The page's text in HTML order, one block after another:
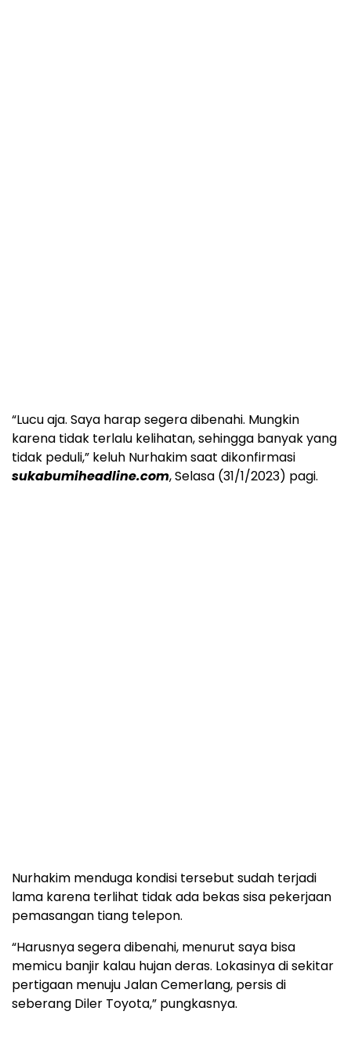
“Lucu aja. Saya harap segera dibenahi. Mungkin
karena tidak terlalu kelihatan, sehingga banyak yang
tidak peduli,” keluh Nurhakim saat dikonfirmasi
sukabumiheadline.com, Selasa (31/1/2023) pagi.
Nurhakim menduga kondisi tersebut sudah terjadi
lama karena terlihat tidak ada bekas sisa pekerjaan
pemasangan tiang telepon.
“Harusnya segera dibenahi, menurut saya bisa
memicu banjir kalau hujan deras. Lokasinya di sekitar
pertigaan menuju Jalan Cemerlang, persis di
seberang Diler Toyota,” pungkasnya.